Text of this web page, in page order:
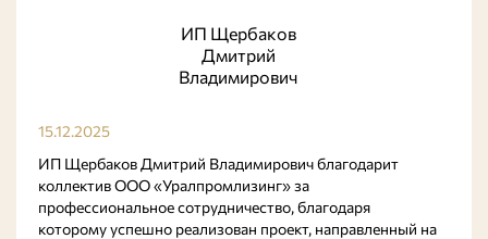
ИП Щербаков
Дмитрий
Владимирович
15.12.2025
ИП Щербаков Дмитрий Владимирович благодарит
коллектив ООО «Уралпромлизинг» за
профессиональное сотрудничество, благодаря
которому успешно реализован проект, направленный на